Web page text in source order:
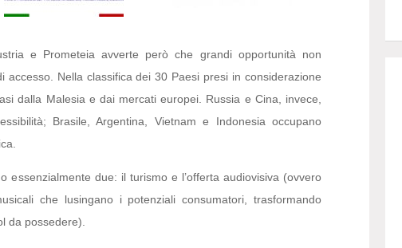
e Prometeia avverte però che grandi opportunità non
accesso. Nella classifica dei 30 Paesi presi in considerazione
dalla Malesia e dai mercati europei. Russia e Cina, invece,
Brasile, Argentina, Vietnam e Indonesia occupano
essenzialmente due: il turismo e l’offerta audiovisiva (ovvero
che lusingano i potenziali consumatori, trasformando
da possedere).